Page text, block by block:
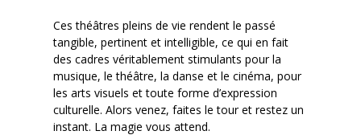
Ces théâtres pleins de vie rendent le passé
tangible, pertinent et intelligible, ce qui en fait
des cadres véritablement stimulants pour la
musique, le théâtre, la danse et le cinéma, pour
les arts visuels et toute forme d’expression
culturelle. Alors venez, faites le tour et restez un
instant. La magie vous attend.